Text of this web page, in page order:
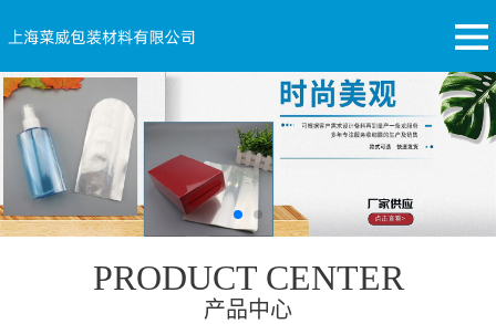
PRODUCT CENTER
产品中心